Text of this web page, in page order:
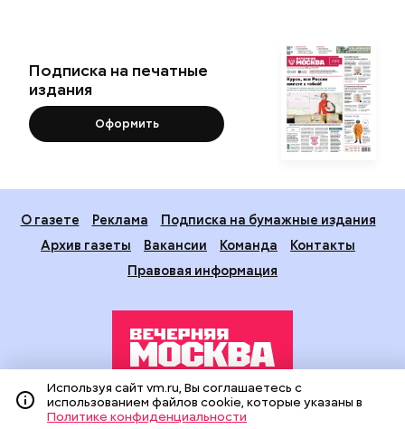
Подписка на печатные
издания
Оформить
О газете Реклама
Подписка на бумажные издания
Архив газеты
Вакансии Команда
Контакты
Правовая информация
Издание создано при финансовой поддержке Департамента
средств массовой информации и рекламы города Москвы.
Используя сайт vm.ru, Вы соглашаетесь с
использованием файлов cookie, которые указаны в
Политике конфиденциальности